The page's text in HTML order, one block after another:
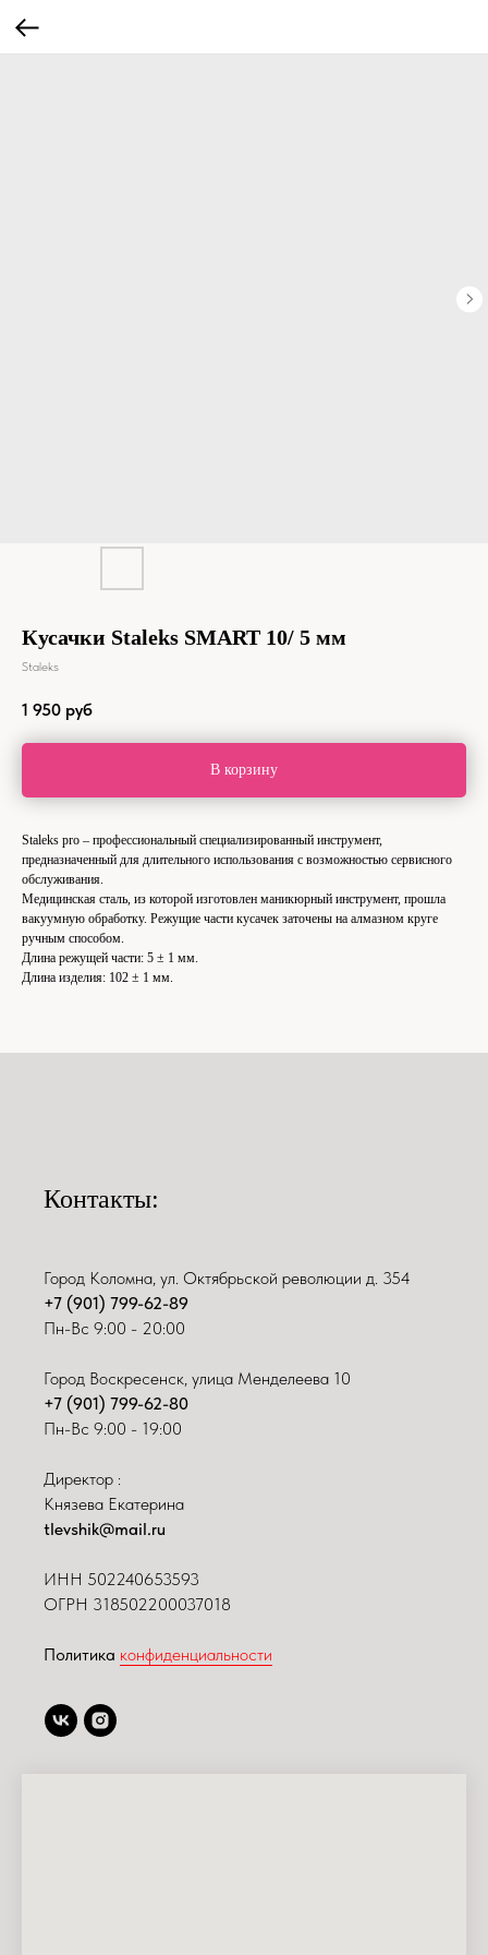
Кусачки Staleks SMART 10/ 5 мм
Staleks
1 950 руб
В корзину
Staleks pro – профессиональный специализированный инструмент,
предназначенный для длительного использования с возможностью сервисного
обслуживания.
Медицинская сталь, из которой изготовлен маникюрный инструмент, прошла
вакуумную обработку. Режущие части кусачек заточены на алмазном круге
ручным способом.
Длина режущей части: 5 ± 1 мм.
Длина изделия: 102 ± 1 мм.
Контакты:
Город Коломна, ул. Октябрьской революции д. 354
+7 (901) 799-62-89
Пн-Вс 9:00 - 20:00
Город Воскресенск, улица Менделеева 10
+7 (901) 799-62-80
Пн-Вс 9:00 - 19:00
Директор :
Князева Екатерина
tlevshik@mail.ru
ИНН 502240653593
ОГРН 318502200037018
Политика конфиденциальности